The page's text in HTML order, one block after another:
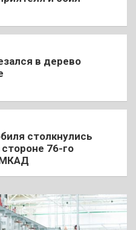
в дерево
столкнулись
76-го
МКАД